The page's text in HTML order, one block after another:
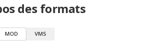
des formats
MOD VMS